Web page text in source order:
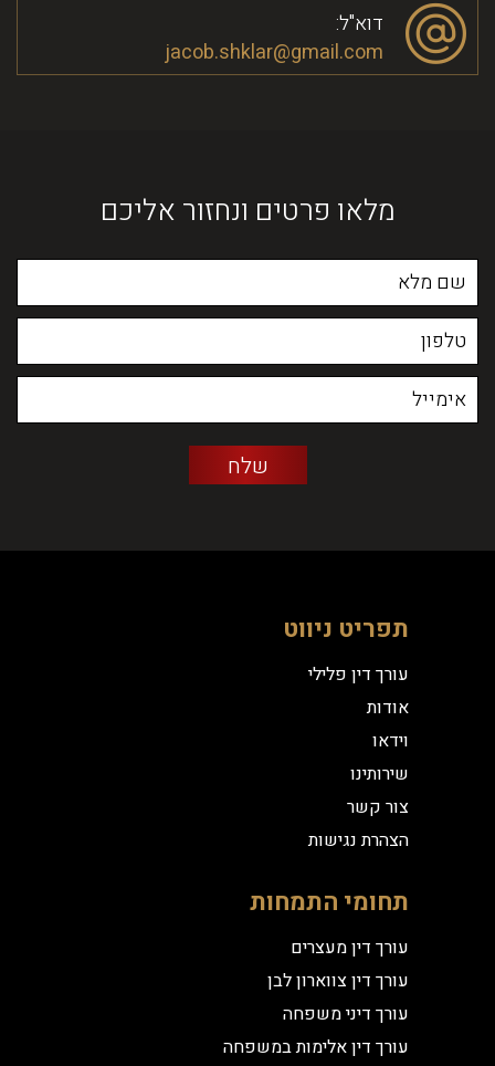
דוא"ל:
jacob.shklar@gmail.com
מלאו פרטים ונחזור אליכם
תפריט ניווט
עורך דין פלילי
אודות
וידאו
שירותינו
צור קשר
הצהרת נגישות
תחומי התמחות
עורך דין מעצרים
עורך דין צווארון לבן
עורך דיני משפחה
עורך דין אלימות במשפחה